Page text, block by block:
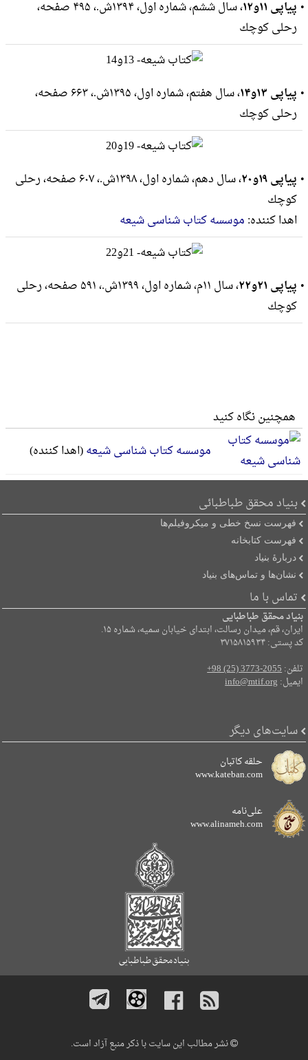
پیاپی ۱۱و۱۲
، سال ششم، شماره اول، ۱۳۹۴ش.، ۴۹۵ صفحه،
رحلى كوچك
پیاپی ۱۳و۱۴
، سال هفتم، شماره اول، ۱۳۹۵ش.، ۶۶۳ صفحه،
رحلى كوچك
پیاپی ۱۹و۲۰
، سال دهم، شماره اول، ۱۳۹۸ش.، ۶۰۷ صفحه، رحلى
كوچك
اهدا کننده: موسسه کتاب شناسی شیعه
پیاپی ۲۱و۲۲
، سال ۱۱م، شماره اول، ۱۳۹۹ش.، ۵۹۱ صفحه، رحلى
كوچك
همچنین نگاه کنید
موسسه کتاب شناسی شیعه(اهدا کننده)
بنیاد محقق طباطبائی
فهرست نسخ خطی و میکروفیلم‌ها
فهرست کتابخانه
دربارۀ بنیاد
نشان‌ها و تماس‌های بنیاد
تماس با ما
بنیاد محقق طباطبایی
ایران، قم، میدان رسالت، ابتدای خیابان سمیه، شماره ۱۵.
کد پستی: ۳۷۱۵۸۱۵۹۳۴
تلفن:+98 (25) 3773-2055
ایمیل:info@mtif.org
سایت‌های دیگر
حلقه کاتبان
www.kateban.com
علی‌نامه
www.alinameh.com
نشر مطالب این سایت با ذکر منبع آزاد است.